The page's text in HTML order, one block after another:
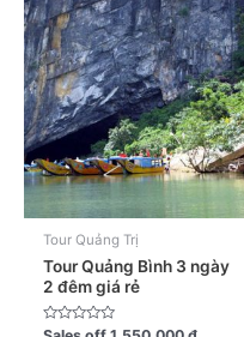
Tour Quảng Trị
Tour Quảng Bình 3 ngày
2 đêm giá rẻ
Được